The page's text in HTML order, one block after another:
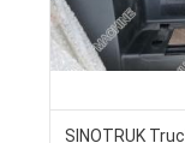
SINOTRUK Truck